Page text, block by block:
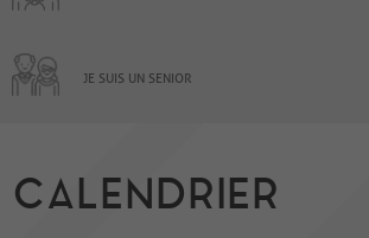
JE SUIS UN SENIOR
CALENDRIER